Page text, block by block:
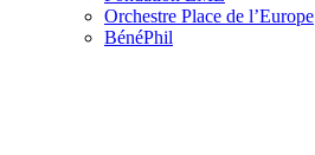
Orchestre Place de l’Europe
BénéPhil